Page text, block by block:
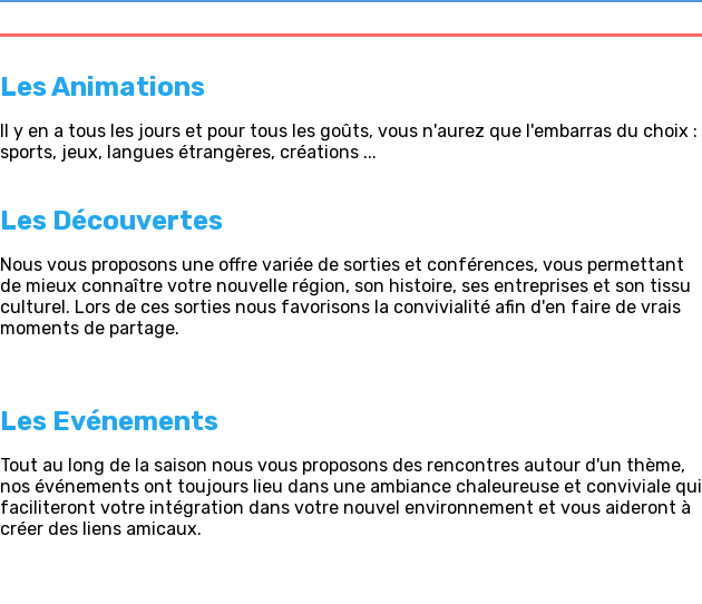
Les Animations
Il y en a tous les jours et pour tous les goûts, vous n'aurez que l'embarras du choix :
sports, jeux, langues étrangères, créations ...
Les Découvertes
Nous vous proposons une offre variée de sorties et conférences, vous permettant
de mieux connaître votre nouvelle région, son histoire, ses entreprises et son tissu
culturel. Lors de ces sorties nous favorisons la convivialité afin d'en faire de vrais
moments de partage.
Les Evénements
Tout au long de la saison nous vous proposons des rencontres autour d'un thème,
nos événements ont toujours lieu dans une ambiance chaleureuse et conviviale qui
faciliteront votre intégration dans votre nouvel environnement et vous aideront à
créer des liens amicaux.